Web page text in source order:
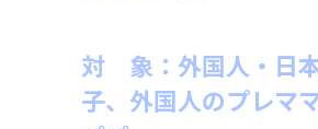
対 象：外国人・日
子、外国人のプレマ